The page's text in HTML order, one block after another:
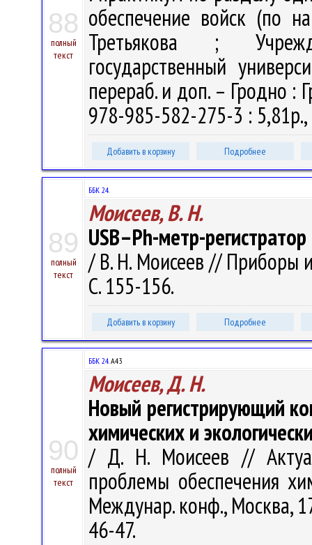
88
полный
текст
обеспечение войск (по
Третьякова ;
государственный
перераб. и доп. – Гродно :
978-985-582-275-3 : 5,81р.,
Добавить в корзину Подробнее
89
полный
текст
ББК 24.
Моисеев, В. Н.
USB–Ph-метр-
/ В. Н. Моисеев // Приборы
С. 155-156.
Добавить в корзину Подробнее
90
полный
текст
ББК 24.А43
Моисеев, Д. Н.
Новый регистрирующий
химических и
/ Д. Н. Моисеев //
проблемы обеспечения
Междунар. конф., Москва,
46-47.